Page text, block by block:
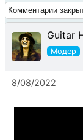
Комментарии
Guitar
8/08/2022